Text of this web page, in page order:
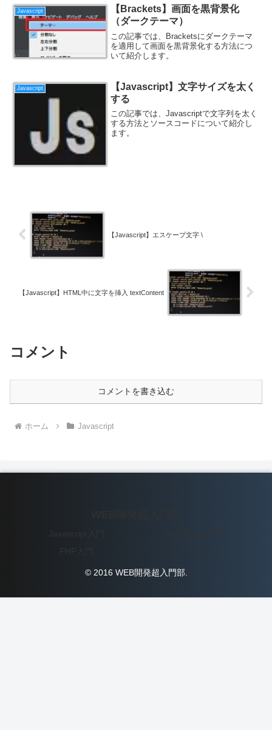
Javascript
【Brackets】画面を黒背景化
（ダークテーマ）
この記事では、Bracketsにダークテーマ
を適用して画面を黒背景化する方法につ
いて紹介します。
Javascript
【Javascript】文字サイズを太く
する
この記事では、Javascriptで文字列を太く
する方法とソースコードについて紹介し
ます。
【Javascript】エスケープ文字 \
【Javascript】HTML中に文字を挿入 textContent
コメント
コメントを書き込む
ホーム Javascript
© 2016 WEB開発超入門部.